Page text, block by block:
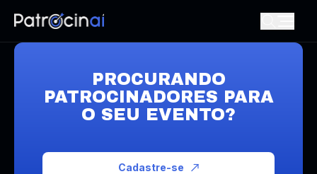
PROCURANDO
PATROCINADORES PARA
O SEU EVENTO?
Cadastre-se